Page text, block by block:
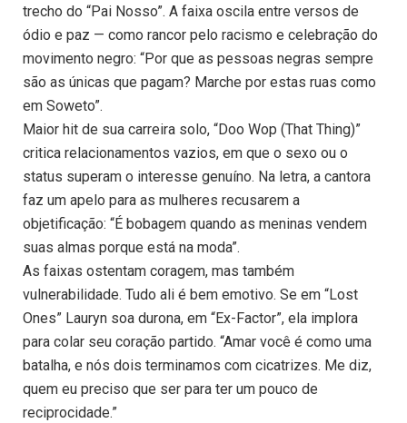
trecho do “Pai Nosso”. A faixa oscila entre versos de
ódio e paz — como rancor pelo racismo e celebração do
movimento negro: “Por que as pessoas negras sempre
são as únicas que pagam? Marche por estas ruas como
em Soweto”.
Maior hit de sua carreira solo, “Doo Wop (That Thing)”
critica relacionamentos vazios, em que o sexo ou o
status superam o interesse genuíno. Na letra, a cantora
faz um apelo para as mulheres recusarem a
objetificação: “É bobagem quando as meninas vendem
suas almas porque está na moda”.
As faixas ostentam coragem, mas também
vulnerabilidade. Tudo ali é bem emotivo. Se em “Lost
Ones” Lauryn soa durona, em “Ex-Factor”, ela implora
para colar seu coração partido. “Amar você é como uma
batalha, e nós dois terminamos com cicatrizes. Me diz,
quem eu preciso que ser para ter um pouco de
reciprocidade.”